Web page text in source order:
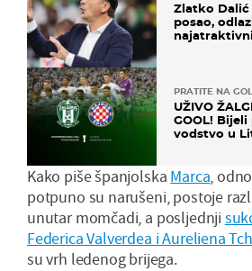
Zlatko
posao,
PRATITE NA
UŽIVO
GOOL!
vodstvo u
Kako piše španjolska Marca,
potpuno su narušeni, postoje
unutar momčadi, a posljednji
Federica Valverdea i Aureliena
su vrh ledenog brijega.